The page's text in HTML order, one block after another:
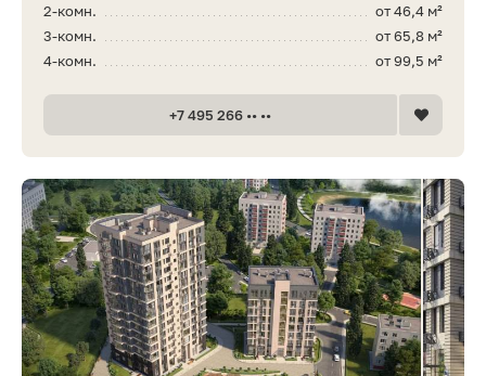
от 46,4 м²
2-комн.
от 65,8 м²
3-комн.
от 99,5 м²
4-комн.
+7 495 266 •• ••